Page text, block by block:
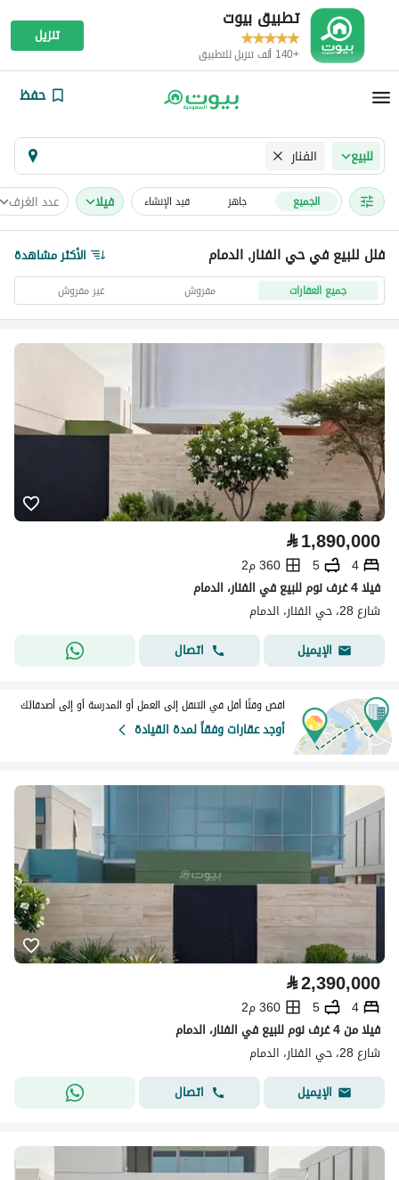
تطبيق بيوت
+140 ألف تنزيل للتطبيق
تنزيل
حفظ
للبيع الفنار
الجميع جاهز قيد الإنشاء فیلا عدد الغرف
فلل للبيع في حي الفنار, الدمام الأكثر مشاهدة
جميع العقارات مفروش غير مفروش
⃁1,890,000
4
5
360 م2
فيلا 4 غرف نوم للبيع في الفنار، الدمام
شارع 28، حي الفنار، الدمام
الإيميل
اتصال
اقض وقتًا أقل في التنقل إلى العمل أو المدرسة أو إلى أصدقائك
أوجد عقارات وفقاً لمدة القيادة
⃁2,390,000
4
5
360 م2
فيلا من 4 غرف نوم للبيع في الفنار، الدمام
شارع 28، حي الفنار، الدمام
الإيميل
اتصال